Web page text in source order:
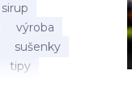
sirup
výroba
sušenky
tipy